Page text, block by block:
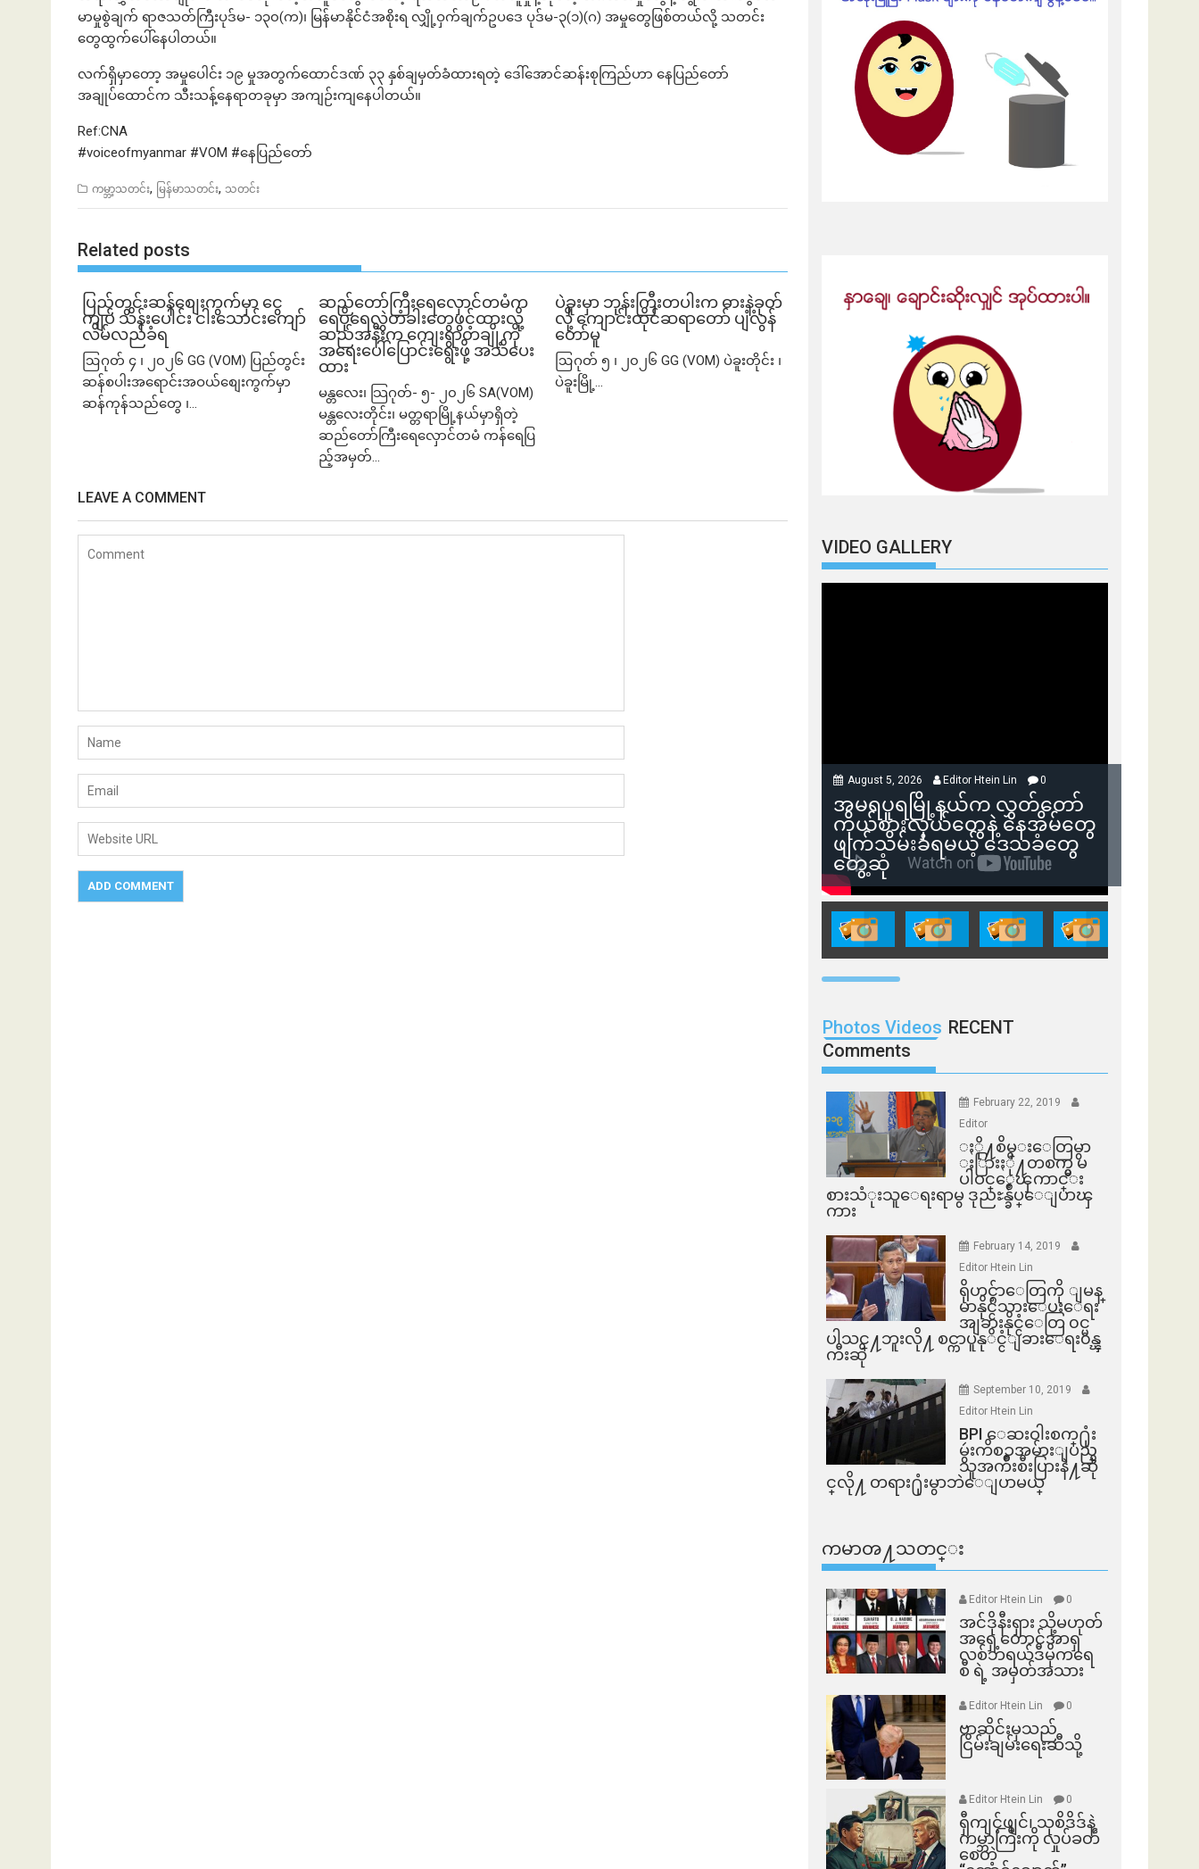
မာမှုစွဲချက် ရာဇသတ်ကြီးပုဒ်မ- ၁၃၀(က)၊ မြန်မာနိုင်ငံအစိုးရ လျှို့ဝှက်ချက်ဥပဒေ ပုဒ်မ-၃(၁)(ဂ) အမှုတွေဖြစ်တယ်လို့ သတင်း
တွေထွက်ပေါ်နေပါတယ်။
လက်ရှိမှာတော့ အမှုပေါင်း ၁၉ မှုအတွက်ထောင်ဒဏ် ၃၃ နှစ်ချမှတ်ခံထားရတဲ့ ဒေါ်အောင်ဆန်းစုကြည်ဟာ နေပြည်တော်
အချုပ်ထောင်က သီးသန့်နေရာတခုမှာ အကျဉ်းကျနေပါတယ်။
Ref:CNA
#voiceofmyanmar #VOM #နေပြည်တော်
ကမ္ဘာ့သတင်း, မြန်မာသတင်း, သတင်း
Related posts
ပြည်တွင်းဆန်စျေးကွက်မှာ ငွေ
ကျပ် သိန်းပေါင်း ငါး​သောင်းကျော်
လိမ်လည်ခံရ
ဩဂုတ် ၄ ၊ ၂၀၂၆ GG (VOM) ပြည်တွင်း
ဆန်စပါးအရောင်းအဝယ်စျေးကွက်မှာ
ဆန်ကုန်သည်တွေ ၊...
ဆည်တော်ကြီးရေလှောင်တမံက
ရေပိုရေလွှဲတံခါးတွေဖွင့်ထားလို့
ဆည်အနီးက ကျေးရွာတချို့ကို
အရေးပေါ်ပြောင်းရွေးဖို့ အသိပေး
ထား
မန္တလေး၊ သြဂုတ်- ၅- ၂၀၂၆ SA(VOM)
မန္တလေးတိုင်း၊ မတ္တရာမြို့နယ်မှာရှိတဲ့
ဆည်တော်ကြီးရေလှောင်တမံ ကန်ရေပြ
ည့်အမှတ်...
ပဲခူးမှာ ဘုန်းကြီးတပါးက ဓားနဲ့ခုတ်
လို့ ကျောင်းထိုင်ဆရာတော် ပျံလွန်
တော်မူ
ဩဂုတ် ၅ ၊ ၂၀၂၆ GG (VOM) ပဲခူးတိုင်း ၊
ပဲခူးမြို့...
LEAVE A COMMENT
VIDEO GALLERY
August 5, 2026 Editor Htein Lin 0
အမရပူရမြို့နယ်က လွှတ်တော်
ကိုယ်စားလှယ်တွေနဲ့ နေအိမ်တွေ
ဖျက်သိမ်းခံရမယ့် ဒေသခံတွေ
တွေ့ဆုံ
Photos Videos RECENT
Comments
February 22, 2019
Editor
ႏို႔စိမ္းေတြမွာ
ႏြားႏို႔တစက္မွ မ
ပါဝင္ေၾကာင္း
စားသံုးသူေရးရာမွ ဒုညႊန္ခ်ဳပ္ေျပာၾ
ကား
February 14, 2019
Editor Htein Lin
ရိုဟင္ဂ်ာေတြကို ျမန္
မာနိုင္ငံသားေပးေရး
အျခားနိုင္ငံေတြ ၀င္မ
ပါသင္႔ဘူးလို႔ စင္ကာပူနုိင္ငံျခားေရး၀န္ၾ
ကီးဆို
September 10, 2019
Editor Htein Lin
BPI ​ေဆးဝါးစက္​႐ုံး
မွဴးကိစၥအမ်ားျပည္​
သူအက်ိဳးစီးပြားနဲ႔ဆို
င္​လို႔ တရား႐ုံးမွာဘဲေျပာမယ္​
ကမာၻ႔သတင္း
Editor Htein Lin 0
အင်ဒိုနီးရှား သို့မဟုတ်
အရှေ့တောင်အာရှ
လစ်ဘရယ်ဒီမိုကရေ
စီ ရဲ့ အမှတ်အသား
Editor Htein Lin 0
ဗာဆိုင်းမှသည်
ငြိမ်းချမ်းရေးဆီသို့
Editor Htein Lin 0
ရှီကျင့်ဖျင်၊ သုစိဒိဒ်နဲ့
ကမ္ဘာကြီးကို လှုပ်ခတ်
စေတဲ့